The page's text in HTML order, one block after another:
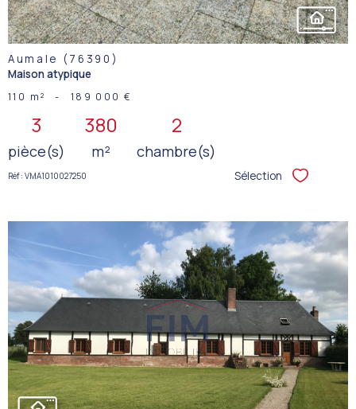
Aumale (76390)
Maison atypique
110 m² - 189 000 €
3
pièce(s)
380
m²
2
chambre(s)
Réf : VMA1010027250 Sélection Sélectionner
VOIR LE
BIEN